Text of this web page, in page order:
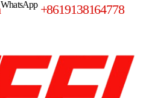
WhatsApp +8619138164778